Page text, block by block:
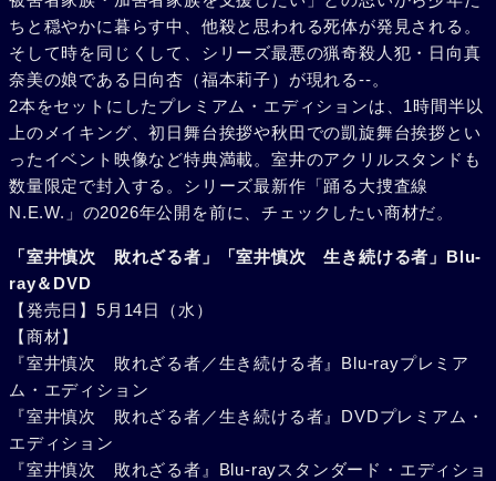
ちと穏やかに暮らす中、他殺と思われる死体が発見される。
そして時を同じくして、シリーズ最悪の猟奇殺人犯・日向真
奈美の娘である日向杏（福本莉子）が現れる--。
2本をセットにしたプレミアム・エディションは、1時間半以
上のメイキング、初日舞台挨拶や秋田での凱旋舞台挨拶とい
ったイベント映像など特典満載。室井のアクリルスタンドも
数量限定で封入する。シリーズ最新作「踊る大捜査線
N.E.W.」の2026年公開を前に、チェックしたい商材だ。
「室井慎次 敗れざる者」「室井慎次 生き続ける者」Blu-
ray＆DVD
【発売日】5月14日（水）
【商材】
『室井慎次 敗れざる者／生き続ける者』Blu-rayプレミア
ム・エディション
『室井慎次 敗れざる者／生き続ける者』DVDプレミアム・
エディション
『室井慎次 敗れざる者』Blu-rayスタンダード・エディショ